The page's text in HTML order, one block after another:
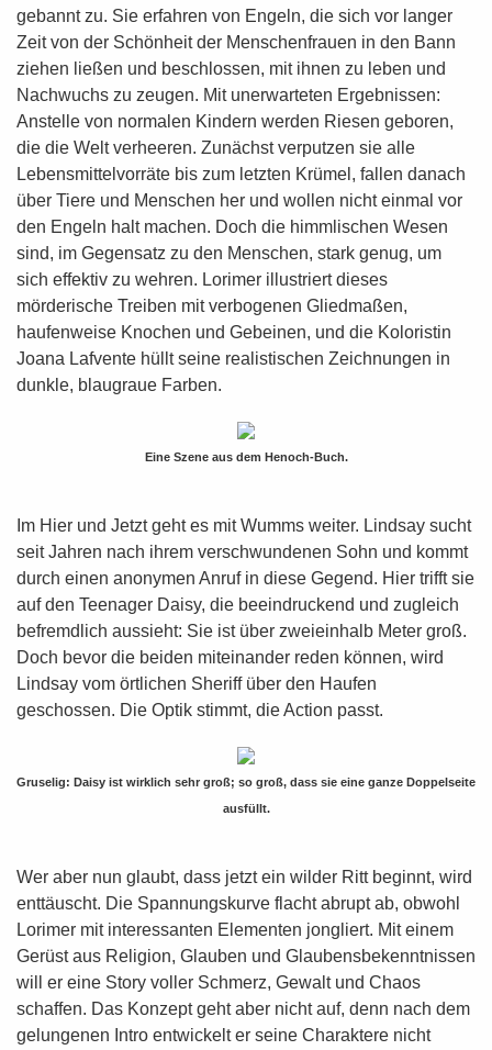
gebannt zu. Sie erfahren von Engeln, die sich vor langer
Zeit von der Schönheit der Menschenfrauen in den Bann
ziehen ließen und beschlossen, mit ihnen zu leben und
Nachwuchs zu zeugen. Mit unerwarteten Ergebnissen:
Anstelle von normalen Kindern werden Riesen geboren,
die die Welt verheeren. Zunächst verputzen sie alle
Lebensmittelvorräte bis zum letzten Krümel, fallen danach
über Tiere und Menschen her und wollen nicht einmal vor
den Engeln halt machen. Doch die himmlischen Wesen
sind, im Gegensatz zu den Menschen, stark genug, um
sich effektiv zu wehren. Lorimer illustriert dieses
mörderische Treiben mit verbogenen Gliedmaßen,
haufenweise Knochen und Gebeinen, und die Koloristin
Joana Lafvente hüllt seine realistischen Zeichnungen in
dunkle, blaugraue Farben.
Eine Szene aus dem Henoch-Buch.
Im Hier und Jetzt geht es mit Wumms weiter. Lindsay sucht
seit Jahren nach ihrem verschwundenen Sohn und kommt
durch einen anonymen Anruf in diese Gegend. Hier trifft sie
auf den Teenager Daisy, die beeindruckend und zugleich
befremdlich aussieht: Sie ist über zweieinhalb Meter groß.
Doch bevor die beiden miteinander reden können, wird
Lindsay vom örtlichen Sheriff über den Haufen
geschossen. Die Optik stimmt, die Action passt.
Gruselig: Daisy ist wirklich sehr groß; so groß, dass sie eine ganze Doppelseite
ausfüllt.
Wer aber nun glaubt, dass jetzt ein wilder Ritt beginnt, wird
enttäuscht. Die Spannungskurve flacht abrupt ab, obwohl
Lorimer mit interessanten Elementen jongliert. Mit einem
Gerüst aus Religion, Glauben und Glaubensbekenntnissen
will er eine Story voller Schmerz, Gewalt und Chaos
schaffen. Das Konzept geht aber nicht auf, denn nach dem
gelungenen Intro entwickelt er seine Charaktere nicht